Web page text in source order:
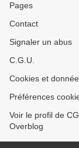
Pages
Contact
Signaler un abus
C.G.U.
Cookies et
Préférences
Voir le profil de
Overblog